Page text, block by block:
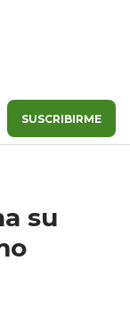
SUSCRIBIRME
su